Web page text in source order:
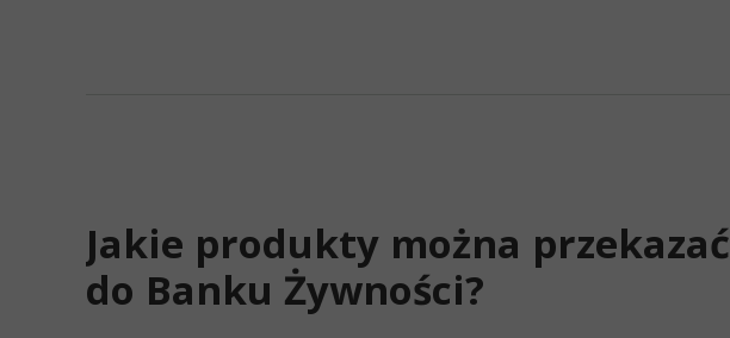
Jakie produkty można przekazać
do Banku Żywności?